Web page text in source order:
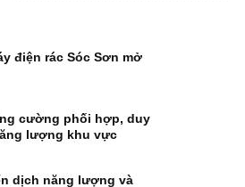
điện rác Sóc Sơn mở
cường phối hợp, duy
lượng khu vực
dịch năng lượng và